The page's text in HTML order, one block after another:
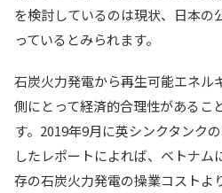
を検討しているのは現状、日本の
っているとみられます。
石炭火力発電から再生可能エネル
側にとって経済的合理性があるこ
す。2019年9月に英シンクタンク
したレポートによれば、ベトナム
存の石炭火力発電の操業コストよ